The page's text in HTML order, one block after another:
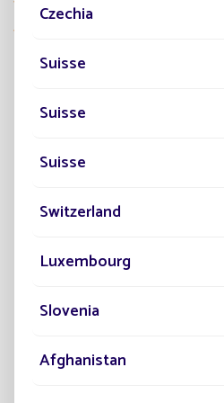
Solución económica y
comunidad
Czechia
Suisse
Suisse
Suisse
Switzerland
Luxembourg
Slovenia
Afghanistan